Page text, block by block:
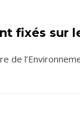
fixés sur
de